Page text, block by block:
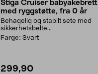
Stiga Cruiser babyakebrett
med ryggstøtte, fra 0 år
Behagelig og stabilt sete med
sikkerhetsbelte...
Farge: Svart
299,90